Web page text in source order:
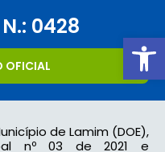
0428
OFICIAL
de Lamim (DOE),
nº 03 de 2021 e